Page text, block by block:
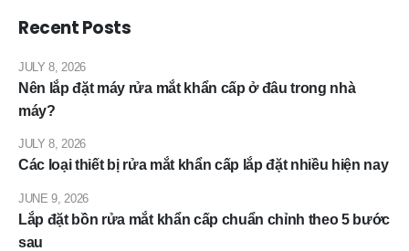
Recent Posts
Nên lắp đặt máy rửa mắt khẩn cấp ở đâu trong nhà
máy?
JULY 8, 2026
Các loại thiết bị rửa mắt khẩn cấp lắp đặt nhiều hiện nay
JULY 8, 2026
Lắp đặt bồn rửa mắt khẩn cấp chuẩn chỉnh theo 5 bước
sau
JUNE 9, 2026